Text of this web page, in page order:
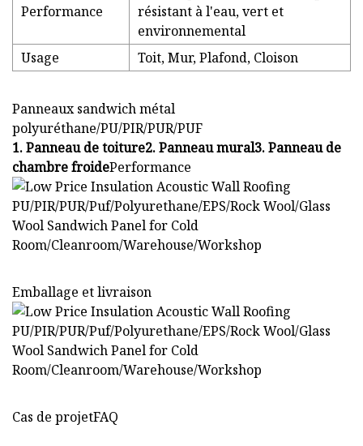
Performance
résistant à l'eau, vert et
environnemental
Usage
Toit, Mur, Plafond, Cloison
Panneaux sandwich métal
polyuréthane/PU/PIR/PUR/PUF
1. Panneau de toiture2. Panneau mural3. Panneau de
chambre froidePerformance
Emballage et livraison
Cas de projetFAQ